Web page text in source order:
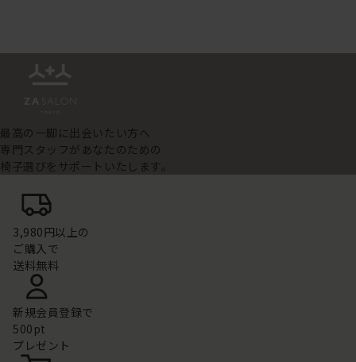
最高の一脚に出会いたい方へ
専門スタッフがあなたのための
椅子選びをサポートいたします。
3,980円以上の
ご購入で
送料無料
新規会員登録で
500pt
プレゼント